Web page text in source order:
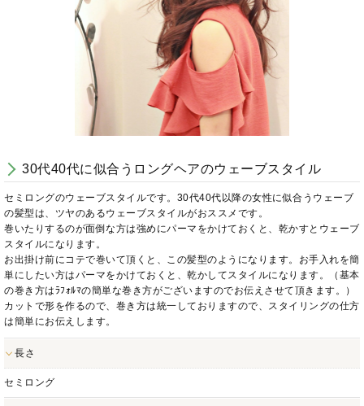
30代40代に似合うロングヘアのウェーブスタイル
セミロングのウェーブスタイルです。30代40代以降の女性に似合うウェーブ
の髪型は、ツヤのあるウェーブスタイルがおススメです。
巻いたりするのが面倒な方は強めにパーマをかけておくと、乾かすとウェーブ
スタイルになります。
お出掛け前にコテで巻いて頂くと、この髪型のようになります。お手入れを簡
単にしたい方はパーマをかけておくと、乾かしてスタイルになります。（基本
の巻き方はﾗﾌｫﾙﾏの簡単な巻き方がございますのでお伝えさせて頂きます。）
カットで形を作るので、巻き方は統一しておりますので、スタイリングの仕方
は簡単にお伝えします。
長さ
セミロング